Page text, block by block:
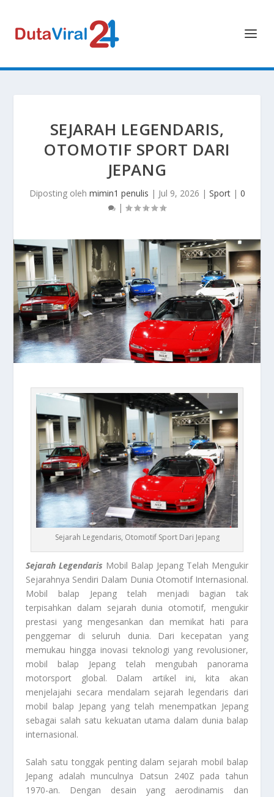
SEJARAH LEGENDARIS,
OTOMOTIF SPORT DARI
JEPANG
Diposting oleh mimin1 penulis | Jul 9, 2026 | Sport| 0
|
Sejarah Legendaris, Otomotif Sport Dari Jepang
Sejarah Legendaris Mobil Balap Jepang Telah Mengukir
Sejarahnya Sendiri Dalam Dunia Otomotif Internasional.
Mobil balap Jepang telah menjadi bagian tak
terpisahkan dalam sejarah dunia otomotif, mengukir
prestasi yang mengesankan dan memikat hati para
penggemar di seluruh dunia. Dari kecepatan yang
memukau hingga inovasi teknologi yang revolusioner,
mobil balap Jepang telah mengubah panorama
motorsport global. Dalam artikel ini, kita akan
menjelajahi secara mendalam sejarah legendaris dari
mobil balap Jepang yang telah menempatkan Jepang
sebagai salah satu kekuatan utama dalam dunia balap
internasional.
Salah satu tonggak penting dalam sejarah mobil balap
Jepang adalah munculnya Datsun 240Z pada tahun
1970-an. Dengan desain yang aerodinamis dan